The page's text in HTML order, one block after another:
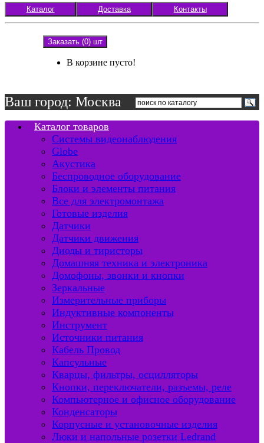
Каталог Доставка Контакты
Заказать (0) шт
В корзине пусто!
Ваш город: Москва
Каталог товаров
Системы видеонаблюдения
Globe
Акустика
Беспроводное оборудование
Блоки и элементы питания
Все для электромонтажа
Готовые изделия
Датчики
Датчики движения
Диоды и тиристоры
Домашняя техника и электроника
Домофоны, звонки и кнопки
Зеркальные
Измерительные приборы
Индуктивные компоненты
Инструмент
Источники питания
Кабель Провод
Капсульные
Кварцы, фильтры, осцилляторы
Кнопки, переключатели, разъемы, реле
Компьютерное и офисное оборудование
Конденсаторы
Корпусные и установочные изделия
Люки и напольные розетки Ledrand